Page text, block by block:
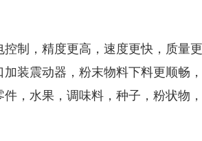
制，精度更高，速度更快，质量更
装震动器，粉末物料下料更顺畅
，水果，调味料，种子，粉状物